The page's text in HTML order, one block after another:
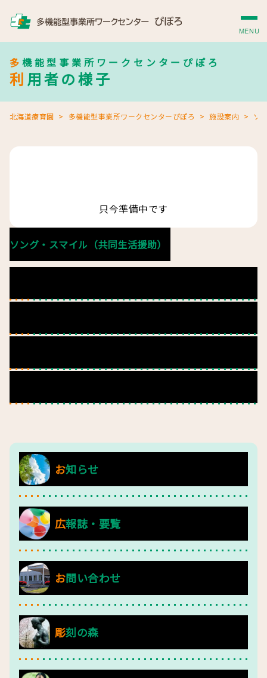
MENU
多機能型事業所ワークセンターぴぽろ
利用者の様子
北海道療育園 多機能型事業所ワークセンターぴぽろ 施設案内 ソ
只今準備中です
ソング・スマイル（共同生活援助）
お知らせ
広報誌・要覧
お問い合わせ
彫刻の森